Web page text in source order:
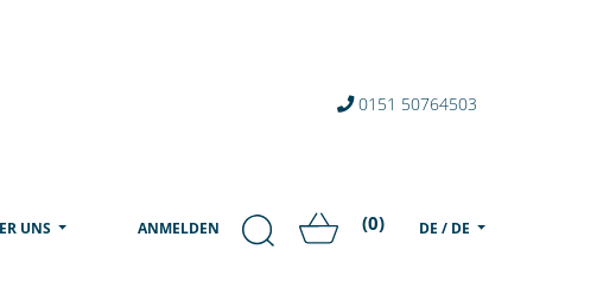
0151 50764503
UNS ANMELDEN (0) DE / DE